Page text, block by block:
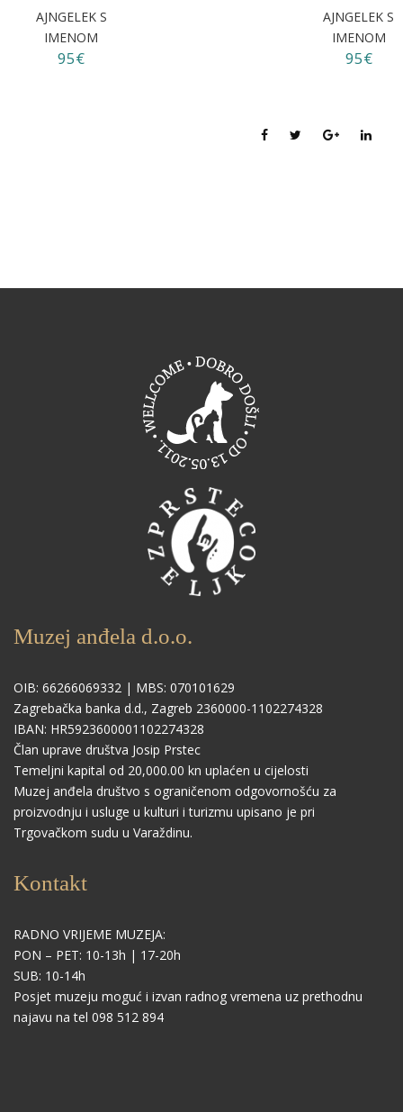
AJNGELEK S
IMENOM
95€
AJNGELEK S
IMENOM
95€
Muzej anđela d.o.o.
OIB: 66266069332 | MBS: 070101629
Zagrebačka banka d.d., Zagreb 2360000-1102274328
IBAN: HR5923600001102274328
Član uprave društva Josip Prstec
Temeljni kapital od 20,000.00 kn uplaćen u cijelosti
Muzej anđela društvo s ograničenom odgovornošću za
proizvodnju i usluge u kulturi i turizmu upisano je pri
Trgovačkom sudu u Varaždinu.
Kontakt
RADNO VRIJEME MUZEJA:
PON – PET: 10-13h | 17-20h
SUB: 10-14h
Posjet muzeju moguć i izvan radnog vremena uz prethodnu
najavu na tel 098 512 894